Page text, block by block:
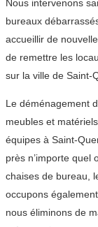
Nous intervenons
bureaux
accueillir de
de remettre les
sur la ville de Saint-
Le déménagement
meubles et
équipes à Saint-
près n’importe quel
chaises de bureau,
occupons
nous éliminons de